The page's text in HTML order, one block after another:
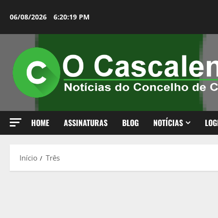
para06/08/2026 6:20:20 PM
HOME ASSINATURAS BLOG NOTÍCIAS
Início Três